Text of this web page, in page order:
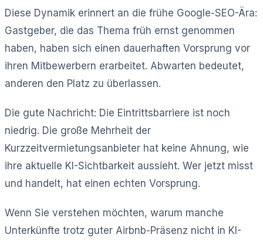
Diese Dynamik erinnert an die frühe Google-SEO-Ära:
Gastgeber, die das Thema früh ernst genommen
haben, haben sich einen dauerhaften Vorsprung vor
ihren Mitbewerbern erarbeitet. Abwarten bedeutet,
anderen den Platz zu überlassen.
Die gute Nachricht: Die Eintrittsbarriere ist noch
niedrig. Die große Mehrheit der
Kurzzeitvermietungsanbieter hat keine Ahnung, wie
ihre aktuelle KI-Sichtbarkeit aussieht. Wer jetzt misst
und handelt, hat einen echten Vorsprung.
Wenn Sie verstehen möchten, warum manche
Unterkünfte trotz guter Airbnb-Präsenz nicht in KI-